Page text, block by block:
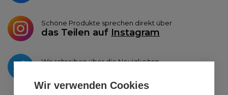
Wir verwenden Cookies
Schöne Produkte sprechen direkt über
das Teilen auf Instagram
Wir schreiben über die Neuigkeiten